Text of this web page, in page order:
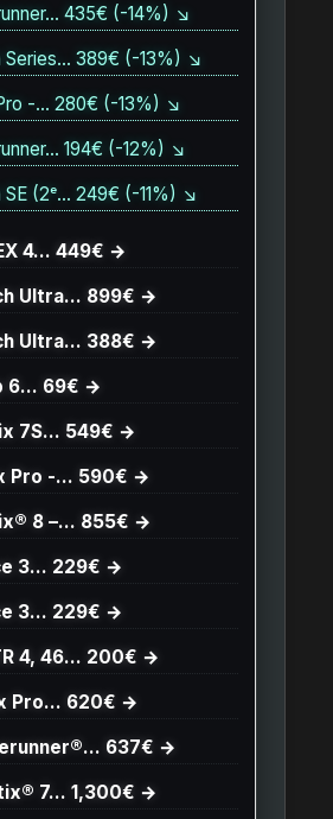
435€ (-14%) ↘
Series… 389€ (-13%) ↘
-… 280€ (-13%) ↘
194€ (-12%) ↘
SE (2ᵉ… 249€ (-11%) ↘
4… 449€ →
Ultra… 899€ →
Ultra… 388€ →
6… 69€ →
7S… 549€ →
Pro -… 590€ →
8 –… 855€ →
3… 229€ →
3… 229€ →
4, 46… 200€ →
Pro… 620€ →
637€ →
7… 1,300€ →